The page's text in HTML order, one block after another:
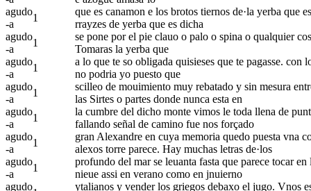
agudo
-a
1
que es canamon e los brotos tiernos de·la yerba que
rrayzes de yerba que es dicha
agudo
-a
1
se pone por el pie clauo o palo o spina o qualquier
Tomaras la yerba que
agudo
-a
1
a lo que te so obligada quisieses que te pagasse. con
no podria yo puesto que
agudo
-a
1
scilleo de mouimiento muy rebatado y sin mesura
las Sirtes o partes donde nunca esta en
agudo
-a
1
la cumbre del dicho monte vimos le toda llena de
fallando señal de camino fue nos forçado
agudo
-a
1
gran Alexandre en cuya memoria quedo puesta vna
alexos torre parece. Hay muchas letras de·los
agudo
-a
1
profundo del mar se leuanta fasta que parece tocar
nieue assi en verano como en jnuierno
agudo
ytalianos y vender los griegos debaxo el jugo. Vnos